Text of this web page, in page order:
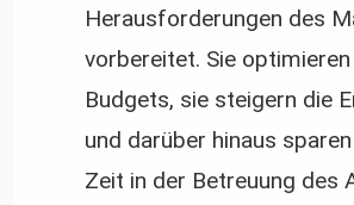
Herausforderungen des
vorbereitet. Sie
Budgets, sie steigern die
und darüber hinaus sparen
Zeit in der Betreuung des